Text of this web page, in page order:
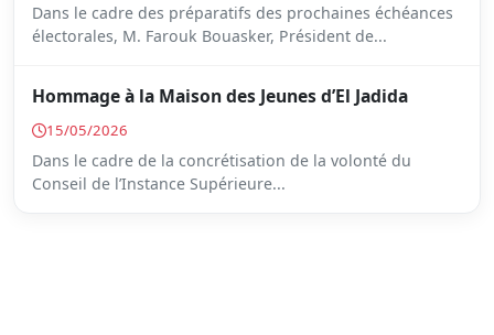
Dans le cadre des préparatifs des prochaines échéances
électorales, M. Farouk Bouasker, Président de...
Hommage à la Maison des Jeunes d’El Jadida
15/05/2026
Dans le cadre de la concrétisation de la volonté du
Conseil de l’Instance Supérieure...